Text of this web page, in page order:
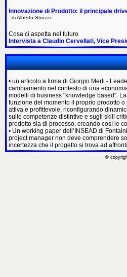
Innovazione di Prodotto: il principale
di Alberto Strozzi
Cosa ci aspetta nel futuro
Intervista a Claudio Cervellati, Vice
• un articolo a firma di Giorgio Merli -
cambiamento nel contesto di una
modelli di business "knowledge based".
funzione del momento il proprio prodotto
attiva e profittevole, riconfigurando
sulle competenze distintive e sugli skill
prodotto sia di processo, creando così le
• Un working paper dell’INSEAD di
project manager non deve comprendere
incertezza che il progetto si trova ad
©